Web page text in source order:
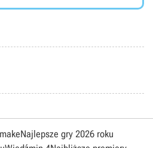
Najlepsze gry 2026 roku